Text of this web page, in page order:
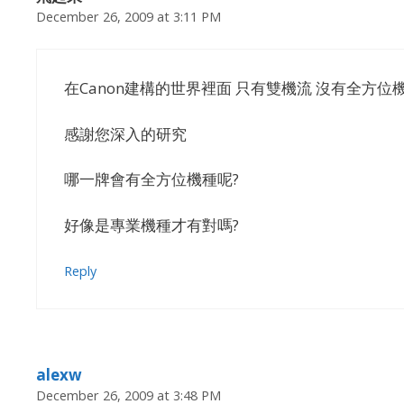
December 26, 2009 at 3:11 PM
在Canon建構的世界裡面 只有雙機流 沒有全方位
感謝您深入的研究
哪一牌會有全方位機種呢?
好像是專業機種才有對嗎?
Reply
alexw
December 26, 2009 at 3:48 PM